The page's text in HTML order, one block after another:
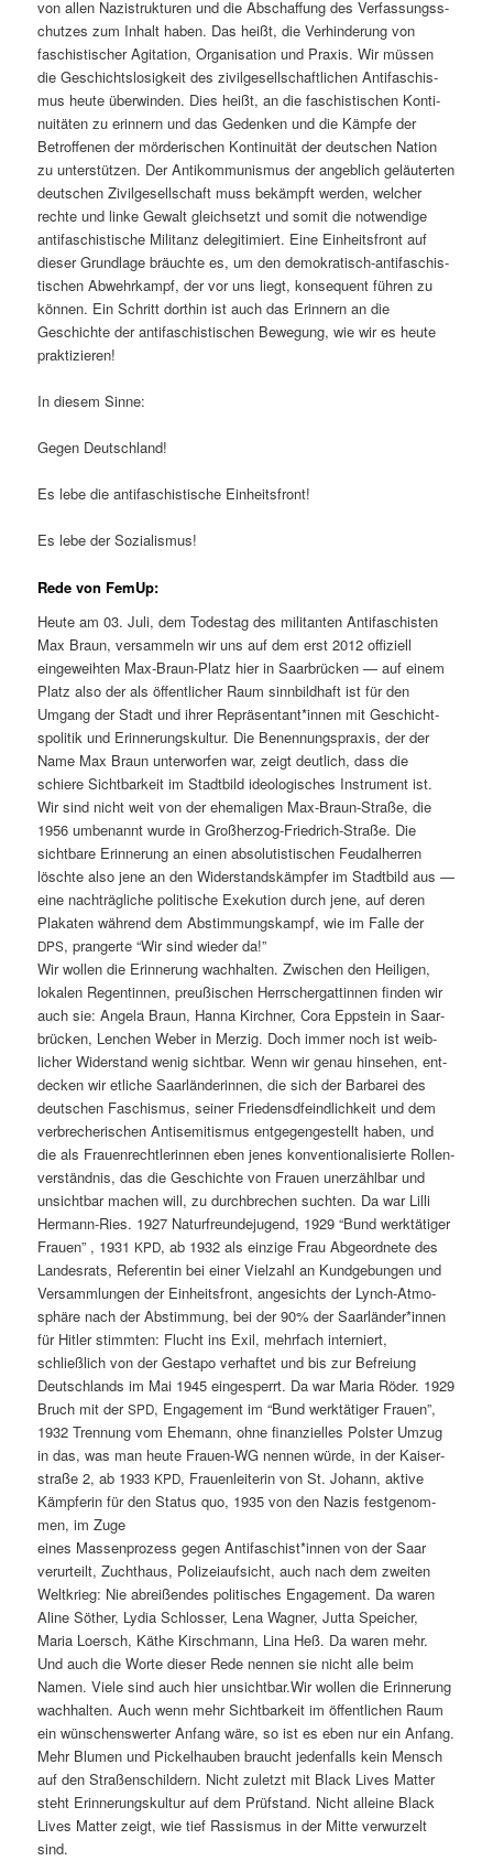
von allen Nazistruk­turen und die Abschaf­fung des Ver­fas­sungss­
chutzes zum Inhalt haben. Das heißt, die Ver­hin­derung von
faschis­tis­ch­er Agi­ta­tion, Organ­i­sa­tion und Prax­is. Wir müssen
die Geschicht­slosigkeit des zivilge­sellschaftlichen Antifaschis­
mus heute über­winden. Dies heißt, an die faschis­tis­chen Kon­ti­
nu­itäten zu erin­nern und das Gedenken und die Kämpfe der
Betrof­fe­nen der mörderischen Kon­ti­nu­ität der deutschen Nation
zu unter­stützen. Der Antikom­mu­nis­mus der ange­blich geläuterten
deutschen Zivilge­sellschaft muss bekämpft wer­den, welch­er
rechte und linke Gewalt gle­ich­set­zt und somit die notwendi­ge
antifaschis­tis­che Mil­i­tanz dele­git­imiert. Eine Ein­heits­front auf
dieser Grund­lage bräuchte es, um den demokratisch-antifaschis­
tis­chen Abwehrkampf, der vor uns liegt, kon­se­quent führen zu
kön­nen. Ein Schritt dor­thin ist auch das Erin­nern an die
Geschichte der antifaschis­tis­chen Bewe­gung, wie wir es heute
praktizieren!
In diesem Sinne:
Gegen Deutsch­land!
Es lebe die antifaschis­tis­che Einheitsfront!
Es lebe der Sozialismus!
Rede von FemUp:
Heute am 03. Juli, dem Todestag des mil­i­tan­ten Antifaschis­ten
Max Braun, ver­sam­meln wir uns auf dem erst 2012 offiziell
eingewei­ht­en Max-Braun-Platz hier in Saar­brück­en — auf einem
Platz also der als öffentlich­er Raum sinnbild­haft ist für den
Umgang der Stadt und ihrer Repräsentant*innen mit Geschicht­
spoli­tik und Erin­nerungskul­tur. Die Benen­nung­sprax­is, der der
Name Max Braun unter­wor­fen war, zeigt deut­lich, dass die
schiere Sicht­barkeit im Stadt­bild ide­ol­o­gis­ches Instru­ment ist.
Wir sind nicht weit von der ehe­ma­li­gen Max-Braun-Straße, die
1956 umbe­nan­nt wurde in Großher­zog-Friedrich-Straße. Die
sicht­bare Erin­nerung an einen abso­lutis­tis­chen Feu­dal­her­ren
löschte also jene an den Wider­stand­skämpfer im Stadt­bild aus —
eine nachträgliche poli­tis­che Exeku­tion durch jene, auf deren
Plakat­en während dem Abstim­mungskampf, wie im Falle der
DPS, prangerte “Wir sind wieder da!”
Wir wollen die Erin­nerung wach­hal­ten. Zwis­chen den Heili­gen,
lokalen Regentin­nen, preußis­chen Herrscher­gat­tin­nen find­en wir
auch sie: Angela Braun, Han­na Kirch­n­er, Cora Epp­stein in Saar­
brück­en, Lenchen Weber in Merzig. Doch immer noch ist weib­
lich­er Wider­stand wenig sicht­bar. Wenn wir genau hin­se­hen, ent­
deck­en wir etliche Saar­län­derin­nen, die sich der Bar­barei des
deutschen Faschis­mus, sein­er Friedens­d­feindlichkeit und dem
ver­brecherischen Anti­semitismus ent­ge­gengestellt haben, und
die als Frauen­recht­lerin­nen eben jenes kon­ven­tion­al­isierte Rol­len­
ver­ständ­nis, das die Geschichte von Frauen unerzählbar und
unsicht­bar machen will, zu durch­brechen sucht­en. Da war Lil­li
Her­mann-Ries. 1927 Naturfre­un­de­ju­gend, 1929 “Bund werk­tätiger
Frauen” , 1931 KPD, ab 1932 als einzige Frau Abge­ord­nete des
Lan­desrats, Ref­er­entin bei ein­er Vielzahl an Kundge­bun­gen und
Ver­samm­lun­gen der Ein­heits­front, angesichts der Lynch-Atmo­
sphäre nach der Abstim­mung, bei der 90% der Saarländer*innen
für Hitler stimmten: Flucht ins Exil, mehrfach interniert,
schließlich von der Gestapo ver­haftet und bis zur Befreiung
Deutsch­lands im Mai 1945 einges­per­rt. Da war Maria Röder. 1929
Bruch mit derSPD, Engage­ment im “Bund werk­tätiger Frauen”,
1932 Tren­nung vom Ehe­mann, ohne finanzielles Pol­ster Umzug
in das, was man heute Frauen-WG nen­nen würde, in der Kaiser­
straße 2, ab 1933 KPD, Frauen­lei­t­erin von St. Johann, aktive
Kämpferin für den Sta­tus quo, 1935 von den Nazis festgenom­
men, im Zuge
eines Massen­prozess gegen Antifaschist*innen von der Saar
verurteilt, Zuchthaus, Polizeiauf­sicht, auch nach dem zweit­en
Weltkrieg: Nie abreißen­des poli­tis­ches Engage­ment. Da waren
Aline Söther, Lydia Schloss­er, Lena Wag­n­er, Jut­ta Spe­ich­er,
Maria Loer­sch, Käthe Kirschmann, Lina Heß. Da waren mehr.
Und auch die Worte dieser Rede nen­nen sie nicht alle beim
Namen. Viele sind auch hier unsichtbar.Wir wollen die Erin­nerung
wach­hal­ten. Auch wenn mehr Sicht­barkeit im öffentlichen Raum
ein wün­schenswert­er Anfang wäre, so ist es eben nur ein Anfang.
Mehr Blu­men und Pick­el­hauben braucht jeden­falls kein Men­sch
auf den Straßen­schildern. Nicht zulet­zt mit Black Lives Mat­ter
ste­ht Erin­nerungskul­tur auf dem Prüf­s­tand. Nicht alleine Black
Lives Mat­ter zeigt, wie tief Ras­sis­mus in der Mitte ver­wurzelt
sind.